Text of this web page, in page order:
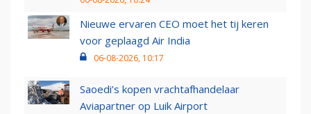
Nieuwe ervaren CEO moet het tij keren
voor geplaagd Air India
06-08-2026, 10:17
Saoedi’s kopen vrachtafhandelaar
Aviapartner op Luik Airport